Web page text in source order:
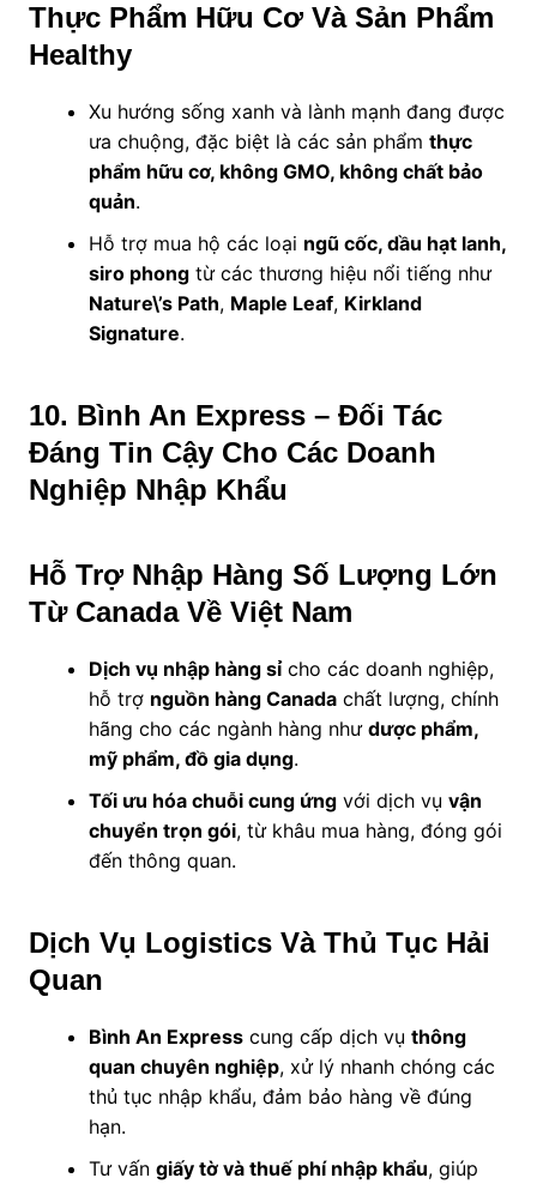
Thực Phẩm Hữu Cơ Và Sản Phẩm
Healthy
Xu hướng sống xanh và lành mạnh đang được
ưa chuộng, đặc biệt là các sản phẩm thực
phẩm hữu cơ, không GMO, không chất bảo
quản.
Hỗ trợ mua hộ các loại ngũ cốc, dầu hạt lanh,
siro phongtừ các thương hiệu nổi tiếng như
Nature\’s Path, Maple Leaf, Kirkland
Signature.
10. Bình An Express – Đối Tác
Đáng Tin Cậy Cho Các Doanh
Nghiệp Nhập Khẩu
Hỗ Trợ Nhập Hàng Số Lượng Lớn
Từ Canada Về Việt Nam
Dịch vụ nhập hàng sỉcho các doanh nghiệp,
hỗ trợ nguồn hàng Canadachất lượng, chính
hãng cho các ngành hàng như dược phẩm,
mỹ phẩm, đồ gia dụng.
Tối ưu hóa chuỗi cung ứngvới dịch vụ vận
chuyển trọn gói, từ khâu mua hàng, đóng gói
đến thông quan.
Dịch Vụ Logistics Và Thủ Tục Hải
Quan
Bình An Expresscung cấp dịch vụ thông
quan chuyên nghiệp, xử lý nhanh chóng các
thủ tục nhập khẩu, đảm bảo hàng về đúng
hạn.
Tư vấn giấy tờ và thuế phí nhập khẩu, giúp